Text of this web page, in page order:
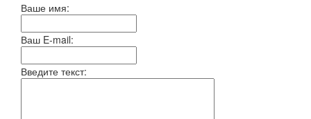
Ваше имя:
Ваш E-mail:
Введите текст: